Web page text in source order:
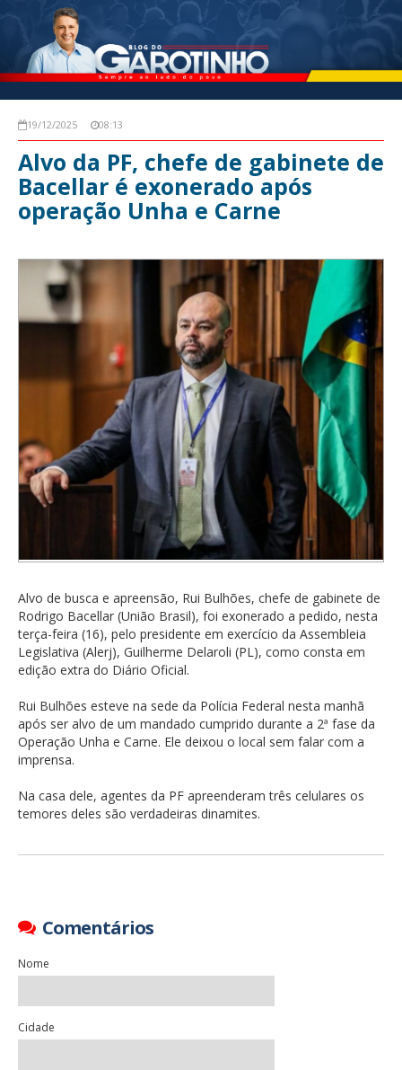
19/12/2025 08:13
Alvo da PF, chefe de gabinete de
Bacellar é exonerado após
operação Unha e Carne
Alvo de busca e apreensão, Rui Bulhões, chefe de gabinete de
Rodrigo Bacellar (União Brasil), foi exonerado a pedido, nesta
terça-feira (16), pelo presidente em exercício da Assembleia
Legislativa (Alerj), Guilherme Delaroli (PL), como consta em
edição extra do Diário Oficial.
Rui Bulhões esteve na sede da Polícia Federal nesta manhã
após ser alvo de um mandado cumprido durante a 2ª fase da
Operação Unha e Carne. Ele deixou o local sem falar com a
imprensa.
Na casa dele, agentes da PF apreenderam três celulares os
temores deles são verdadeiras dinamites.
Comentários
Nome
Cidade